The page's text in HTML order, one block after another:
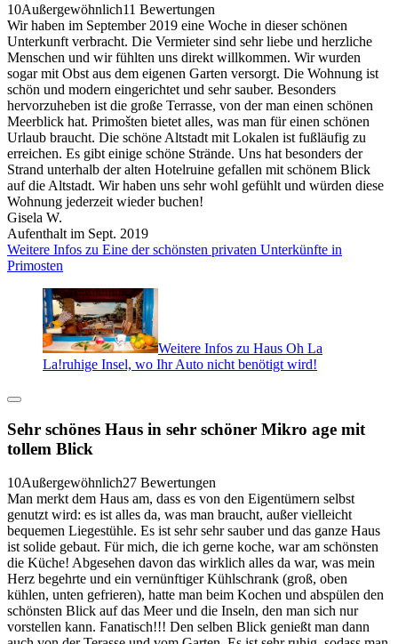
10Außergewöhnlich11 Bewertungen
Wir haben im September 2019 eine Woche in dieser schönen
Unterkunft verbracht. Die Vermieter sind sehr liebe und herzliche
Menschen und wir fühlten uns direkt willkommen. Wir wurden
sogar mit Obst aus dem eigenen Garten versorgt. Die Wohnung ist
schön und modern eingerichtet und sehr sauber. Besonders
hervorzuheben ist die große Terrasse, von der man einen schönen
Meerblick hat. Primošten bietet alles, was man für einen schönen
Urlaub braucht. Die schöne Altstadt mit Lokalen ist fußläufig zu
erreichen. Es gibt einige schöne Strände. Uns hat besonders der
Strand unterhalb der alten Hotelruine gefallen mit schönem Blick
auf die Altstadt. Wir haben uns sehr wohl gefühlt und würden diese
Wohnung jederzeit wieder buchen!
Gisela W.
Aufenthalt im Sept. 2019
Weitere Infos zu Eine der schönsten privaten Unterkünfte in
Primosten
Weitere Infos zu Haus Oh La
La!ruhige Insel, wo Ihr Auto nicht benötigt wird!
Sehr schönes Haus in sehr schöner Mikro age mit
tollem Blick
10Außergewöhnlich27 Bewertungen
Man merkt dem Haus am, dass es von den Eigentümern selbst
genutzt wird: es ist alles da, was man braucht, außer vielleicht
bequemen Liegestühle. Es ist sehr sehr sauber und das ganze Haus
ist solide gebaut. Für mich, die ich gerne koche, war am schönsten
die Küche! Abgesehen davon das wirklich alles da war, was mein
Herz begehrte und ein vernünftiger Kühlschrank (groß, oben
kühlen, unten gefrieren), hatte man beim Kochen und abspülen den
schönsten Blick auf das Meer und die Inseln, den man sich nur
vorstellen kann. Fanatisch!!! Den selben Blick genießt man dann